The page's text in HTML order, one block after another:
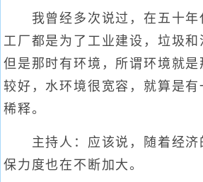
我曾经多次说过，在五十年
工厂都是为了工业建设，垃圾和
但是那时有环境，所谓环境就
较好，水环境很宽容，就算是
稀释。
主持人：应该说，随着经济
保力度也在不断加大。